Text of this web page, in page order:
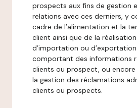
prospects aux fins de gestion
relations avec ces derniers, y
cadre de l’alimentation et la
client ainsi que de la
d’importation ou
comportant des informations
clients ou prospect, ou encore
la gestion des réclamations
clients ou prospects.